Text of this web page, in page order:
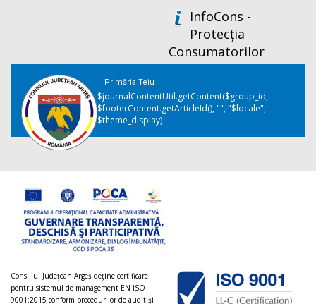
InfoCons -
Protecția
Consumatorilor
Primăria Teiu
$journalContentUtil.getContent($group_id,
$footerContent.getArticleId(), "", "$locale",
$theme_display)
Consiliul Judeţean Argeș deţine certificare
pentru sistemul de management EN ISO
9001:2015 conform procedurilor de audit şi